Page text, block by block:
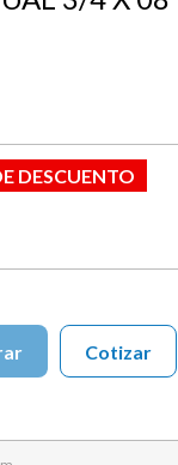
DESCUENTO
Cotizar